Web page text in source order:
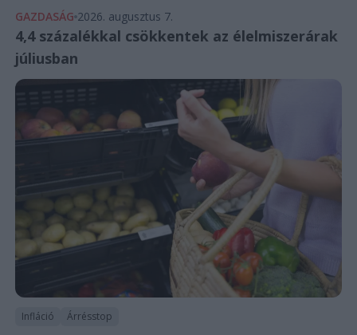
GAZDASÁG 2026. augusztus 7.
4,4 százalékkal csökkentek az élelmiszerárak
júliusban
Infláció Árrésstop